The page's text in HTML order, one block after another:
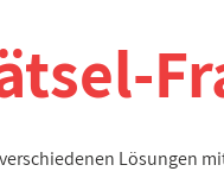
Lösungen